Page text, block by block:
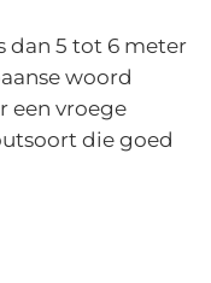
dan 5 tot 6 meter
woord
een vroege
die goed